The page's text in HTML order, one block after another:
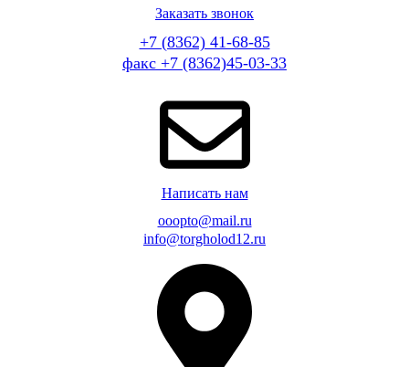
Заказать звонок
+7 (8362) 41-68-85
факс +7 (8362)45-03-33
Написать нам
ooopto@mail.ru
info@torgholod12.ru